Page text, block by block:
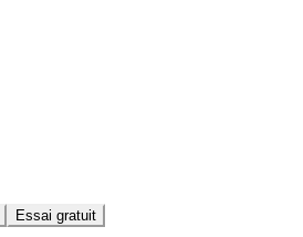
Essai gratuit